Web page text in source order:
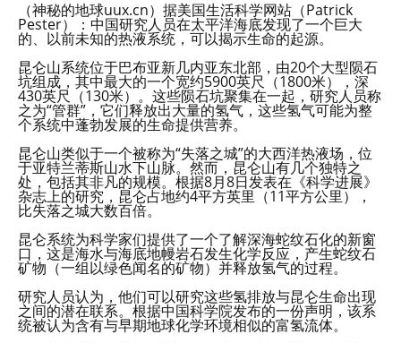
（神秘的地球uux.cn）据美国生活科学网站（Patrick
Pester）：中国研究人员在太平洋海底发现了一个巨大
的、以前未知的热液系统，可以揭示生命的起源。
昆仑山系统位于巴布亚新几内亚东北部，由20个大型陨石
坑组成，其中最大的一个宽约5900英尺（1800米），深
430英尺（130米）。这些陨石坑聚集在一起，研究人员称
之为“管群”，它们释放出大量的氢气，这些氢气可能为整
个系统中蓬勃发展的生命提供营养。
昆仑山类似于一个被称为“失落之城”的大西洋热液场，位
于亚特兰蒂斯山水下山脉。然而，昆仑山有几个独特之
处，包括其非凡的规模。根据8月8日发表在《科学进展》
杂志上的研究，昆仑占地约4平方英里（11平方公里），
比失落之城大数百倍。
昆仑系统为科学家们提供了一个了解深海蛇纹石化的新窗
口，这是海水与海底地幔岩石发生化学反应，产生蛇纹石
矿物（一组以绿色闻名的矿物）并释放氢气的过程。
研究人员认为，他们可以研究这些氢排放与昆仑生命出现
之间的潜在联系。根据中国科学院发布的一份声明，该系
统被认为含有与早期地球化学环境相似的富氢流体。